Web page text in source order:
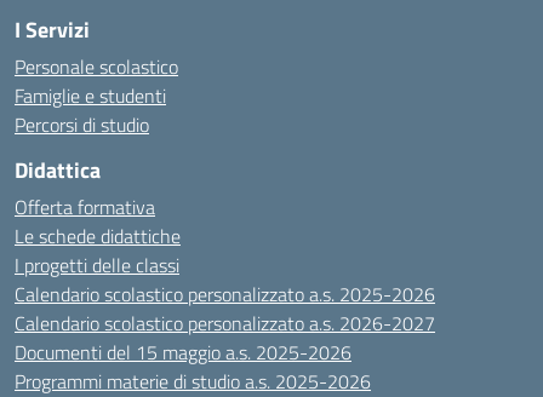
I Servizi
Personale scolastico
Famiglie e studenti
Percorsi di studio
Didattica
Offerta formativa
Le schede didattiche
I progetti delle classi
Calendario scolastico personalizzato a.s. 2025-2026
Calendario scolastico personalizzato a.s. 2026-2027
Documenti del 15 maggio a.s. 2025-2026
Programmi materie di studio a.s. 2025-2026